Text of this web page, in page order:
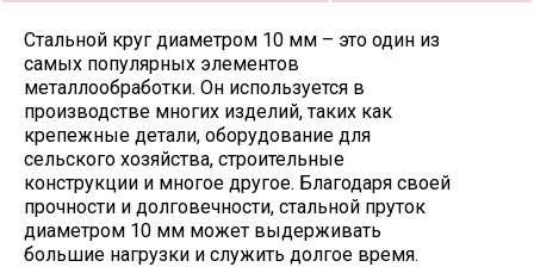
Стальной круг диаметром 10 мм – это один из
самых популярных элементов
металлообработки. Он используется в
производстве многих изделий, таких как
крепежные детали, оборудование для
сельского хозяйства, строительные
конструкции и многое другое. Благодаря своей
прочности и долговечности, стальной пруток
диаметром 10 мм может выдерживать
большие нагрузки и служить долгое время.